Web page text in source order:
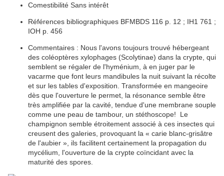
Comestibilité Sans intérêt
Références bibliographiques BFMBDS 116 p. 12 ; IH1 761 ;
IOH p. 456
Commentaires : Nous l'avons toujours trouvé hébergeant
des coléoptères xylophages (Scolytinae) dans la crypte, qui
semblent se régaler de l'hyménium , à en juger par le
vacarme que font leurs mandibules la nuit suivant la récolte
et sur les tables d'exposition. Transformée en mangeoire
dès que l'ouverture le permet, la résonance semble être
très amplifiée par la cavité, tendue d'une membrane souple
comme une peau de tambour, un stéthoscope! Le
champignon semble étroitement associé à ces insectes qui
creusent des galeries, provoquant la « carie blanc-grisâtre
de l'aubier », ils facilitent certainement la propagation du
mycélium , l'ouverture de la crypte coïncidant avec la
maturité des spores